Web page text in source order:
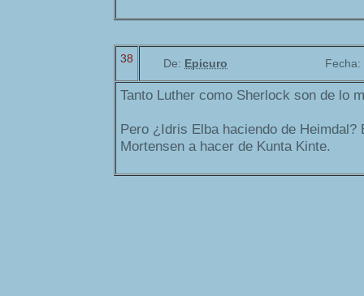
38 De: Epicuro Fecha:
Tanto Luther como Sherlock son de lo
Pero ¿Idris Elba haciendo de Heimdal?
Mortensen a hacer de Kunta Kinte.